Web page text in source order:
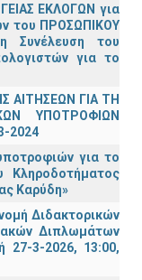
ΕΚΛΟΓΩΝ για
του ΠΡΟΣΩΠΙΚΟΥ
Συνέλευση του
για το
ΑΙΤΗΣΕΩΝ ΓΙΑ ΤΗ
ΥΠΟΤΡΟΦΙΩΝ
2024
για το
Κληροδοτήματος
Καρύδη»
Διδακτορικών
Διπλωμάτων
27-3-2026, 13:00,